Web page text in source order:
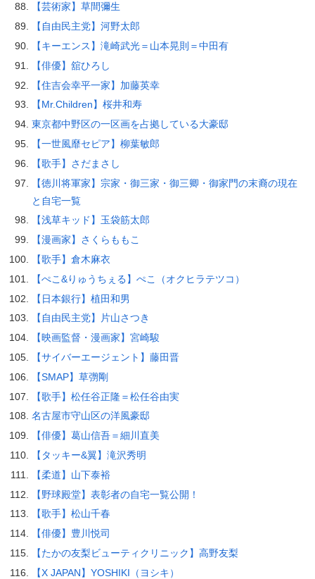
【芸術家】草間彌生
【自由民主党】河野太郎
【キーエンス】滝崎武光＝山本晃則＝中田有
【俳優】舘ひろし
【住吉会幸平一家】加藤英幸
【Mr.Children】桜井和寿
東京都中野区の一区画を占拠している大豪邸
【一世風靡セピア】柳葉敏郎
【歌手】さだまさし
【徳川将軍家】宗家・御三家・御三卿・御家門の末裔の現在
と自宅一覧
【浅草キッド】玉袋筋太郎
【漫画家】さくらももこ
【歌手】倉木麻衣
【ぺこ&りゅうちぇる】ぺこ（オクヒラテツコ）
【日本銀行】植田和男
【自由民主党】片山さつき
【映画監督・漫画家】宮崎駿
【サイバーエージェント】藤田晋
【SMAP】草彅剛
【歌手】松任谷正隆＝松任谷由実
名古屋市守山区の洋風豪邸
【俳優】葛山信吾＝細川直美
【タッキー&翼】滝沢秀明
【柔道】山下泰裕
【野球殿堂】表彰者の自宅一覧公開！
【歌手】松山千春
【俳優】豊川悦司
【たかの友梨ビューティクリニック】高野友梨
【X JAPAN】YOSHIKI（ヨシキ）